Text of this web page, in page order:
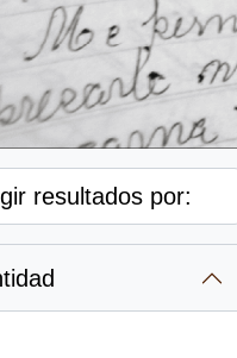
resultados por: